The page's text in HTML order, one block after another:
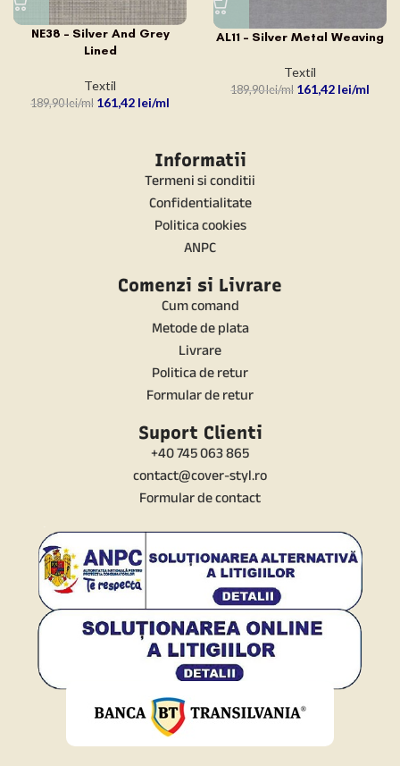
NE38 – Silver And Grey
Lined
Textil
189,90lei 161,42 lei
AL11 – Silver Metal Weaving
Textil
189,90lei 161,42 lei
Informatii
Termeni si conditii
Confidentialitate
Politica cookies
ANPC
Comenzi si Livrare
Cum comand
Metode de plata
Livrare
Politica de retur
Formular de retur
Suport Clienti
+40 745 063 865
contact@cover-styl.ro
Formular de contact